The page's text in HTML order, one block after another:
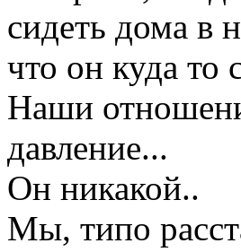
сидеть дома в
что он куда
Наши
давление...
Он никакой..
Мы, типо